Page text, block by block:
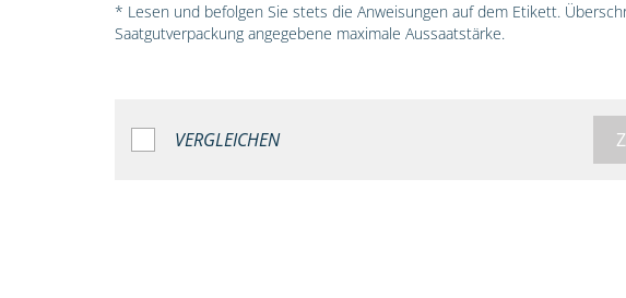
* Lesen und befolgen Sie stets die Anweisungen auf dem Etikett.
Saatgutverpackung angegebene maximale Aussaatstärke.
VERGLEICHEN